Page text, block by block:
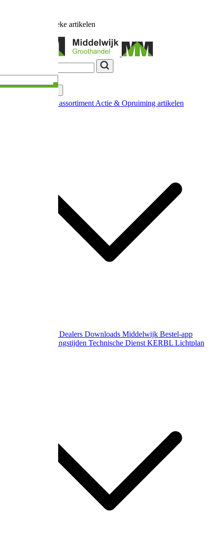
unieke artikelen
Nieuw in ons assortiment Actie & Opruiming artikelen
Dealers Downloads Middelwijk Bestel-app
Gewijzigde openingstijden Technische Dienst KERBL Lichtplan